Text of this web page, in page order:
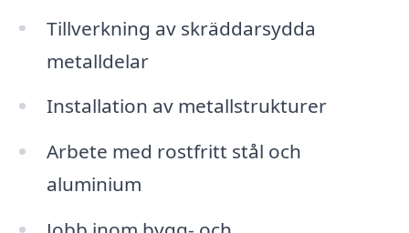
Tillverkning av skräddarsydda
metalldelar
Installation av metallstrukturer
Arbete med rostfritt stål och
aluminium